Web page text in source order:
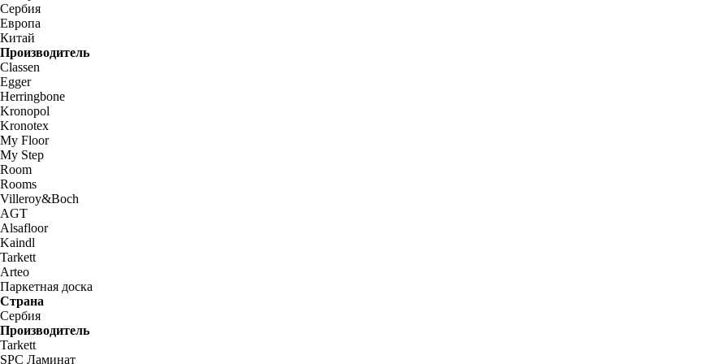
Сербия
Европа
Китай
Производитель
Classen
Egger
Herringbone
Kronopol
Kronotex
My Floor
My Step
Room
Rooms
Villeroy&Boch
AGT
Alsafloor
Kaindl
Tarkett
Arteo
Паркетная доска
Страна
Сербия
Производитель
Tarkett
SPC Ламинат